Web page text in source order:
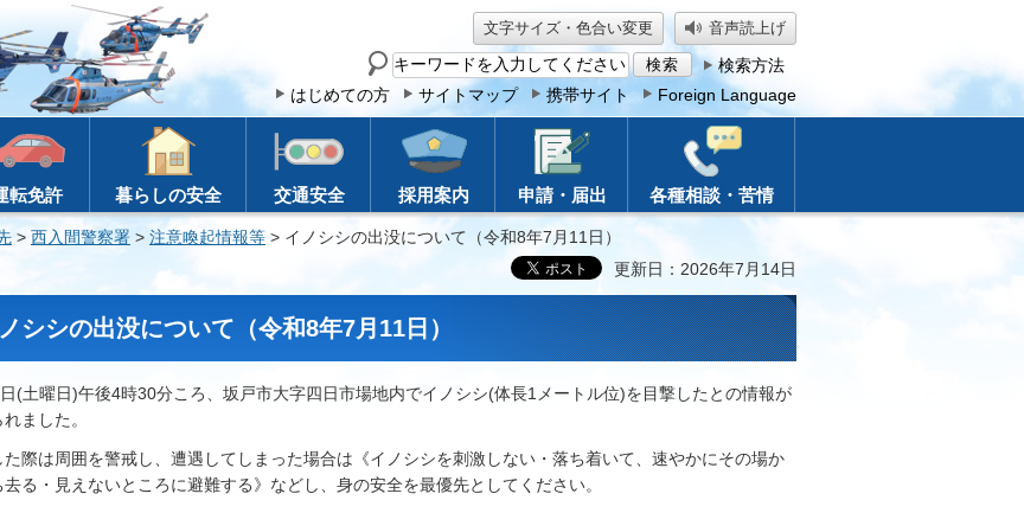
文字サイズ・色合い変更 音声読上げ
サ
イ
ト
検索方法
はじめての方
サイトマップ 携帯サイト Foreign Language
転免許 暮らしの安全 交通安全 採用案内 申請・届出 各種相談・苦情
> 西入間警察署 > 注意喚起情報等 > イノシシの出没について（令和8年7月11日）
更新日：2026年7月14日
シシの出没について（令和8年7月11日）
(土曜日)午後4時30分ころ、坂戸市大字四日市場地内でイノシシ(体長1メートル位)を目撃したとの情報が
ました。
た際は周囲を警戒し、遭遇してしまった場合は《イノシシを刺激しない・落ち着いて、速やかにその場か
去る・見えないところに避難する》などし、身の安全を最優先としてください。